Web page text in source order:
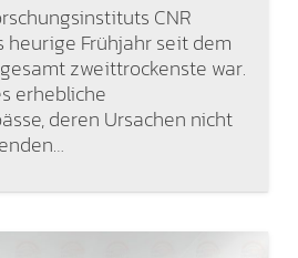
CNR
heurige Frühjahr seit dem
zweittrockenste war.
erhebliche
deren Ursachen nicht